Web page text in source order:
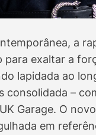
a
exaltar a
lapidada ao
–
Garage. O
em